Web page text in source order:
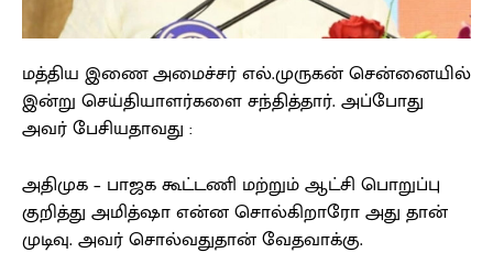
மத்திய இணை அமைச்சர் எல்.முருகன் சென்னையில்
இன்று செய்தியாளர்களை சந்தித்தார். அப்போது
அவர் பேசியதாவது :
அதிமுக – பாஜக கூட்டணி மற்றும் ஆட்சி பொறுப்பு
குறித்து அமித்ஷா என்ன சொல்கிறாரோ அது தான்
முடிவு. அவர் சொல்வதுதான் வேதவாக்கு.